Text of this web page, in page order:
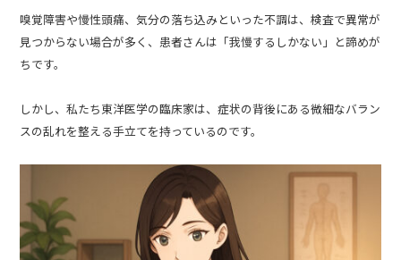
嗅覚障害や慢性頭痛、気分の落ち込みといった不調は、検査で異常が
見つからない場合が多く、患者さんは「我慢するしかない」と諦めが
ちです。
しかし、私たち東洋医学の臨床家は、症状の背後にある微細なバラン
スの乱れを整える手立てを持っているのです。